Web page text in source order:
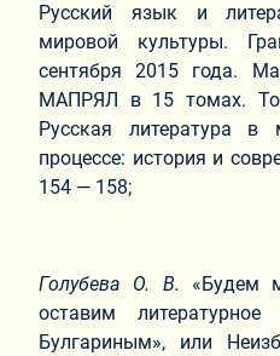
Русский язык и
мировой культуры.
сентября 2015 года.
МАПРЯЛ в 15 томах.
Русская литература в
процессе: история и
154 — 158;
Голубева О. В. «Будем
оставим
Булгариным», или